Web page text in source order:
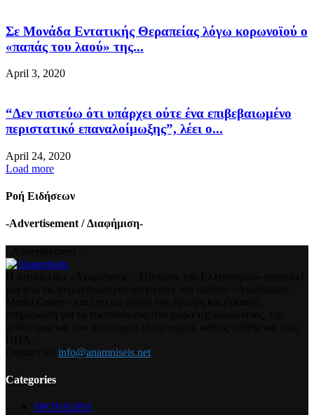
Σε Μονάδα Εντατικής Θεραπείας λόγω κορωνοϊού ο
«παπάς του λαού» της...
April 3, 2020
“Δεν πιστεύω ότι υπάρχει ούτε ένα επιβεβαιωμένο
περιστατικό επαναλοίμωξης”, λέει ο...
April 24, 2020
Load more
Ροή Ειδήσεων
-Advertisement / Διαφήμιση-
info@anamniseis.net
Categories
SPONSORS